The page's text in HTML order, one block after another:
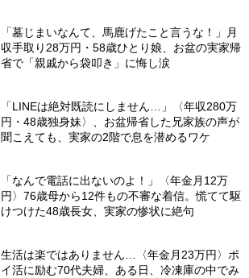
「墓じまいなんて、馬鹿げたこと言うな！」月
収手取り28万円・58歳ひとり娘、お盆の実家帰
省で「親戚から袋叩き」に悔し涙
「LINEは絶対既読にしません…」〈年収280万
円・48歳独身妹〉、お盆帰省した兄家族の声が
聞こえても、実家の2階で息を潜めるワケ
「なんで電話に出ないのよ！」〈年金月12万
円〉76歳母から12件もの不審な着信。慌てて駆
けつけた48歳長女、実家の惨状に絶句
生活は楽ではありません…〈年金月23万円〉ポ
イ活に励む70代夫婦、ある日、冷凍庫の中でみ